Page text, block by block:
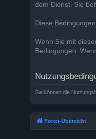
dem Dienst. Sie
Diese
Wenn Sie mit
Bedingungen.
Sie können die
Foren-Übersicht